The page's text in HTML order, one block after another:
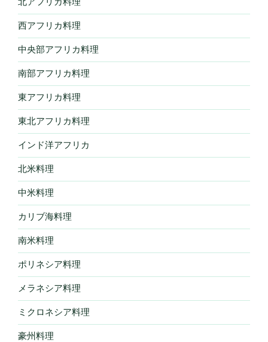
西アフリカ料理
中央部アフリカ料理
南部アフリカ料理
東アフリカ料理
東北アフリカ料理
インド洋アフリカ
北米料理
中米料理
カリブ海料理
南米料理
ポリネシア料理
メラネシア料理
ミクロネシア料理
豪州料理